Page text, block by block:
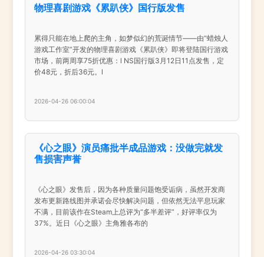
物理喜剧游戏《累趴侠》国行版发售
累得只能在地上爬的主角，如梦似幻的荒诞情节——由“蜡烛人
游戏工作室”开发的物理喜剧游戏《累趴侠》即将登陆国行游戏
市场，前两周享75折优惠：l NS国行版3月12日11点发售，定
价48元，折后36元。l
2026-04-26 06:00:04
《心之眼》演员痛批半成品游戏：没做完就发
售损害声誉
《心之眼》发售后，因为各种质量问题饱受诟病，虽然开发商
发布更新路线图并承诺会尽快解决问题，但依然无法平息玩家
不满，目前该作在Steam上总评为“多半差评”，好评率仅为
37%。近日《心之眼》主角雅各布的
2026-04-26 03:30:04